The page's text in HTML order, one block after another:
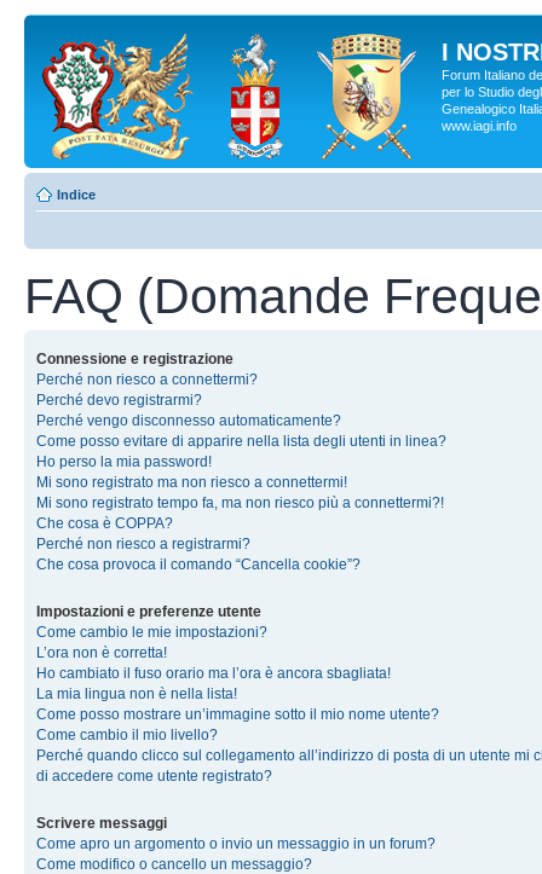
I
Forum Italiano
per lo Studio
Genealogico
www.iagi.info
Indice
FAQ (Domande
Connessione e registrazione
Perché non riesco a connettermi?
Perché devo registrarmi?
Perché vengo disconnesso automaticamente?
Come posso evitare di apparire nella lista degli utenti in linea?
Ho perso la mia password!
Mi sono registrato ma non riesco a connettermi!
Mi sono registrato tempo fa, ma non riesco più a connettermi?!
Che cosa è COPPA?
Perché non riesco a registrarmi?
Che cosa provoca il comando “Cancella cookie”?
Impostazioni e preferenze utente
Come cambio le mie impostazioni?
L’ora non è corretta!
Ho cambiato il fuso orario ma l’ora è ancora sbagliata!
La mia lingua non è nella lista!
Come posso mostrare un’immagine sotto il mio nome utente?
Come cambio il mio livello?
Perché quando clicco sul collegamento all’indirizzo di posta di un utente mi
di accedere come utente registrato?
Scrivere messaggi
Come apro un argomento o invio un messaggio in un forum?
Come modifico o cancello un messaggio?